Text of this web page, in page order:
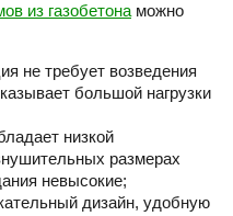
из газобетона можно
не требует возведения
большой нагрузки
низкой
размерах
невысокие;
дизайн, удобную